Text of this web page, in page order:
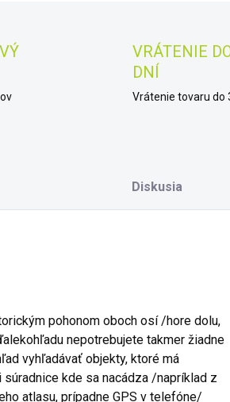
VRÁTENIE
DNÍ
Vrátenie tovaru do
Diskusia
pohonom oboch osí /hore dolu,
nepotrebujete takmer žiadne
vyhľadávať objekty, ktoré má
kde sa nacádza /napríklad z
atlasu, prípadne GPS v telefóne/